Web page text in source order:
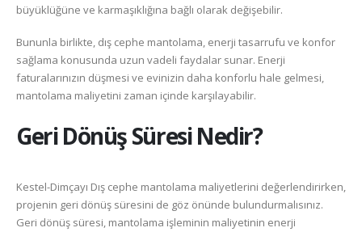
büyüklüğüne ve karmaşıklığına bağlı olarak değişebilir.
Bununla birlikte, dış cephe mantolama, enerji tasarrufu ve konfor
sağlama konusunda uzun vadeli faydalar sunar. Enerji
faturalarınızın düşmesi ve evinizin daha konforlu hale gelmesi,
mantolama maliyetini zaman içinde karşılayabilir.
Geri Dönüş Süresi Nedir?
Kestel-Dimçayı Dış cephe mantolama maliyetlerini değerlendirirken,
projenin geri dönüş süresini de göz önünde bulundurmalısınız.
Geri dönüş süresi, mantolama işleminin maliyetinin enerji